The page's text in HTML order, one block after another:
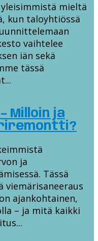
mieltä
kun taloyhtiössä
vaihtelee
iän sekä
tässä
Milloin ja
ja
Tässä
viemärisaneeraus
ajankohtainen,
– ja mitä kaikki